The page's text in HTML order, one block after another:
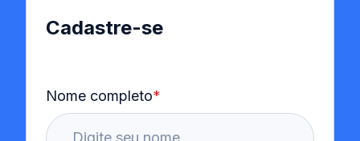
Cadastre-se
Nome completo*